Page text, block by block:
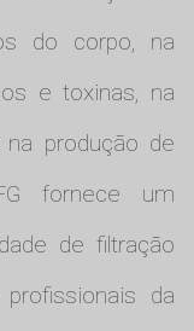
do corpo, na
e toxinas, na
produção de
fornece um
de filtração
da